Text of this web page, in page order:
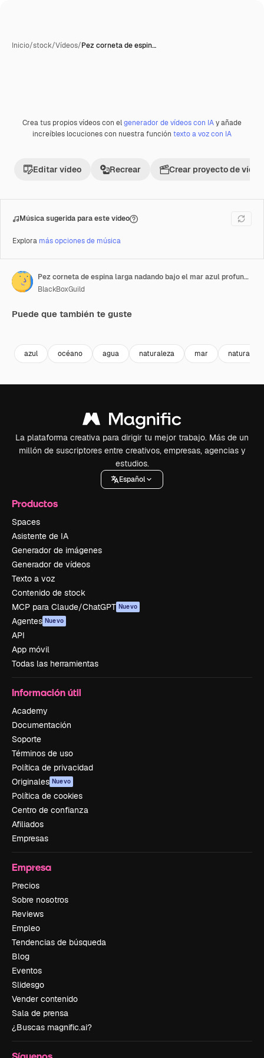
Inicio/stock/Vídeos/Pez corneta de espin…
Premium
Crea tus propios vídeos con elgenerador de vídeos con IAy añade
increíbles locuciones con nuestra función texto a voz con IA
Editar vídeo Recrear Crear proyecto de vídeo
Música sugerida para este vídeo
Explora más opciones de música
Pez corneta de espina larga nadando bajo el mar azul profundo en Numazu, Japón.
BlackBoxGuild
Puede que también te guste
azul océano agua naturaleza mar natural
La plataforma creativa para dirigir tu mejor trabajo. Más de un
millón de suscriptores entre creativos, empresas, agencias y
estudios.
Español
Productos
Spaces
Asistente de IA
Generador de imágenes
Generador de vídeos
Texto a voz
Contenido de stock
MCP para Claude/ChatGPT Nuevo
Agentes Nuevo
API
App móvil
Todas las herramientas
Información útil
Academy
Documentación
Soporte
Términos de uso
Política de privacidad
Originales Nuevo
Política de cookies
Centro de confianza
Afiliados
Empresas
Empresa
Precios
Sobre nosotros
Reviews
Empleo
Tendencias de búsqueda
Blog
Eventos
Slidesgo
Vender contenido
Sala de prensa
¿Buscas magnific.ai?